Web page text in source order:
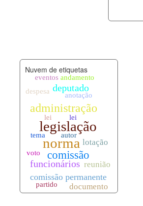
palavras_chave.xml
Nuvem de etiquetas